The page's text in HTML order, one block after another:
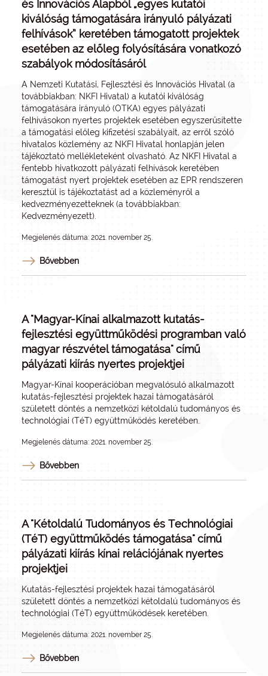
és Innovációs Alapból „egyes kutatói
kiválóság támogatására irányuló pályázati
felhívások” keretében támogatott projektek
esetében az előleg folyósítására vonatkozó
szabályok módosításáról
A Nemzeti Kutatási, Fejlesztési és Innovációs Hivatal (a
továbbiakban: NKFI Hivatal) a kutatói kiválóság
támogatására irányuló (OTKA) egyes pályázati
felhívásokon nyertes projektek esetében egyszerűsítette
a támogatási előleg kifizetési szabályait, az erről szóló
hivatalos közlemény az NKFI Hivatal honlapján jelen
tájékoztató mellékleteként olvasható. Az NKFI Hivatal a
fentebb hivatkozott pályázati felhívások keretében
támogatást nyert projektek esetében az EPR rendszeren
keresztül is tájékoztatást ad a közleményről a
kedvezményezetteknek (a továbbiakban:
Kedvezményezett).
Megjelenés dátuma: 2021. november 25.
Bővebben
A "Magyar-Kínai alkalmazott kutatás-
fejlesztési együttműködési programban való
magyar részvétel támogatása" című
pályázati kiírás nyertes projektjei
Magyar-Kínai kooperációban megvalósuló alkalmazott
kutatás-fejlesztési projektek hazai támogatásáról
született döntés a nemzetközi kétoldalú tudományos és
technológiai (TéT) együttműködés keretében.
Megjelenés dátuma: 2021. november 25.
Bővebben
A "Kétoldalú Tudományos és Technológiai
(TéT) együttműködés támogatása" című
pályázati kiírás kínai relációjának nyertes
projektjei
Kutatás-fejlesztési projektek hazai támogatásáról
született döntés a nemzetközi kétoldalú tudományos és
technológiai (TéT) együttműködések keretében.
Megjelenés dátuma: 2021. november 25.
Bővebben